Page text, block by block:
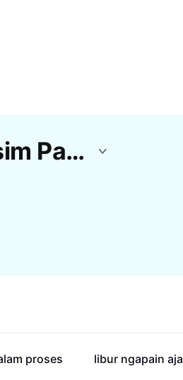
Templat Kerja Rumah Matematik Cuti Musim Panas Tingkatan 3 Percuma Oleh CapCut
proses 24.3K
libur ngapain aja